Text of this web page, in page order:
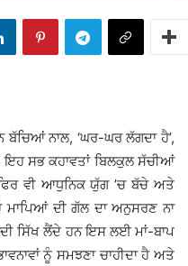
ਬੱਚਿਆਂ ਨਾਲ, ‘ਘਰ-ਘਰ ਲੱਗਦਾ ਹੈ’,
ਇਹ ਸਭ ਕਹਾਵਤਾਂ ਬਿਲਕੁਲ ਸੱਚੀਆਂ
ਵੀ ਆਧੁਨਿਕ ਯੁੱਗ ’ਚ ਬੱਚੇ ਅਤੇ
ਮਾਪਿਆਂ ਦੀ ਗੱਲ ਦਾ ਅਨੁਸਰਣ ਨਾ
ਸਿੱਖ ਲੈਂਦੇ ਹਨ ਇਸ ਲਈ ਮਾਂ-ਬਾਪ
ਨੂੰ ਸਮਝਣਾ ਚਾਹੀਦਾ ਹੈ ਅਤੇ